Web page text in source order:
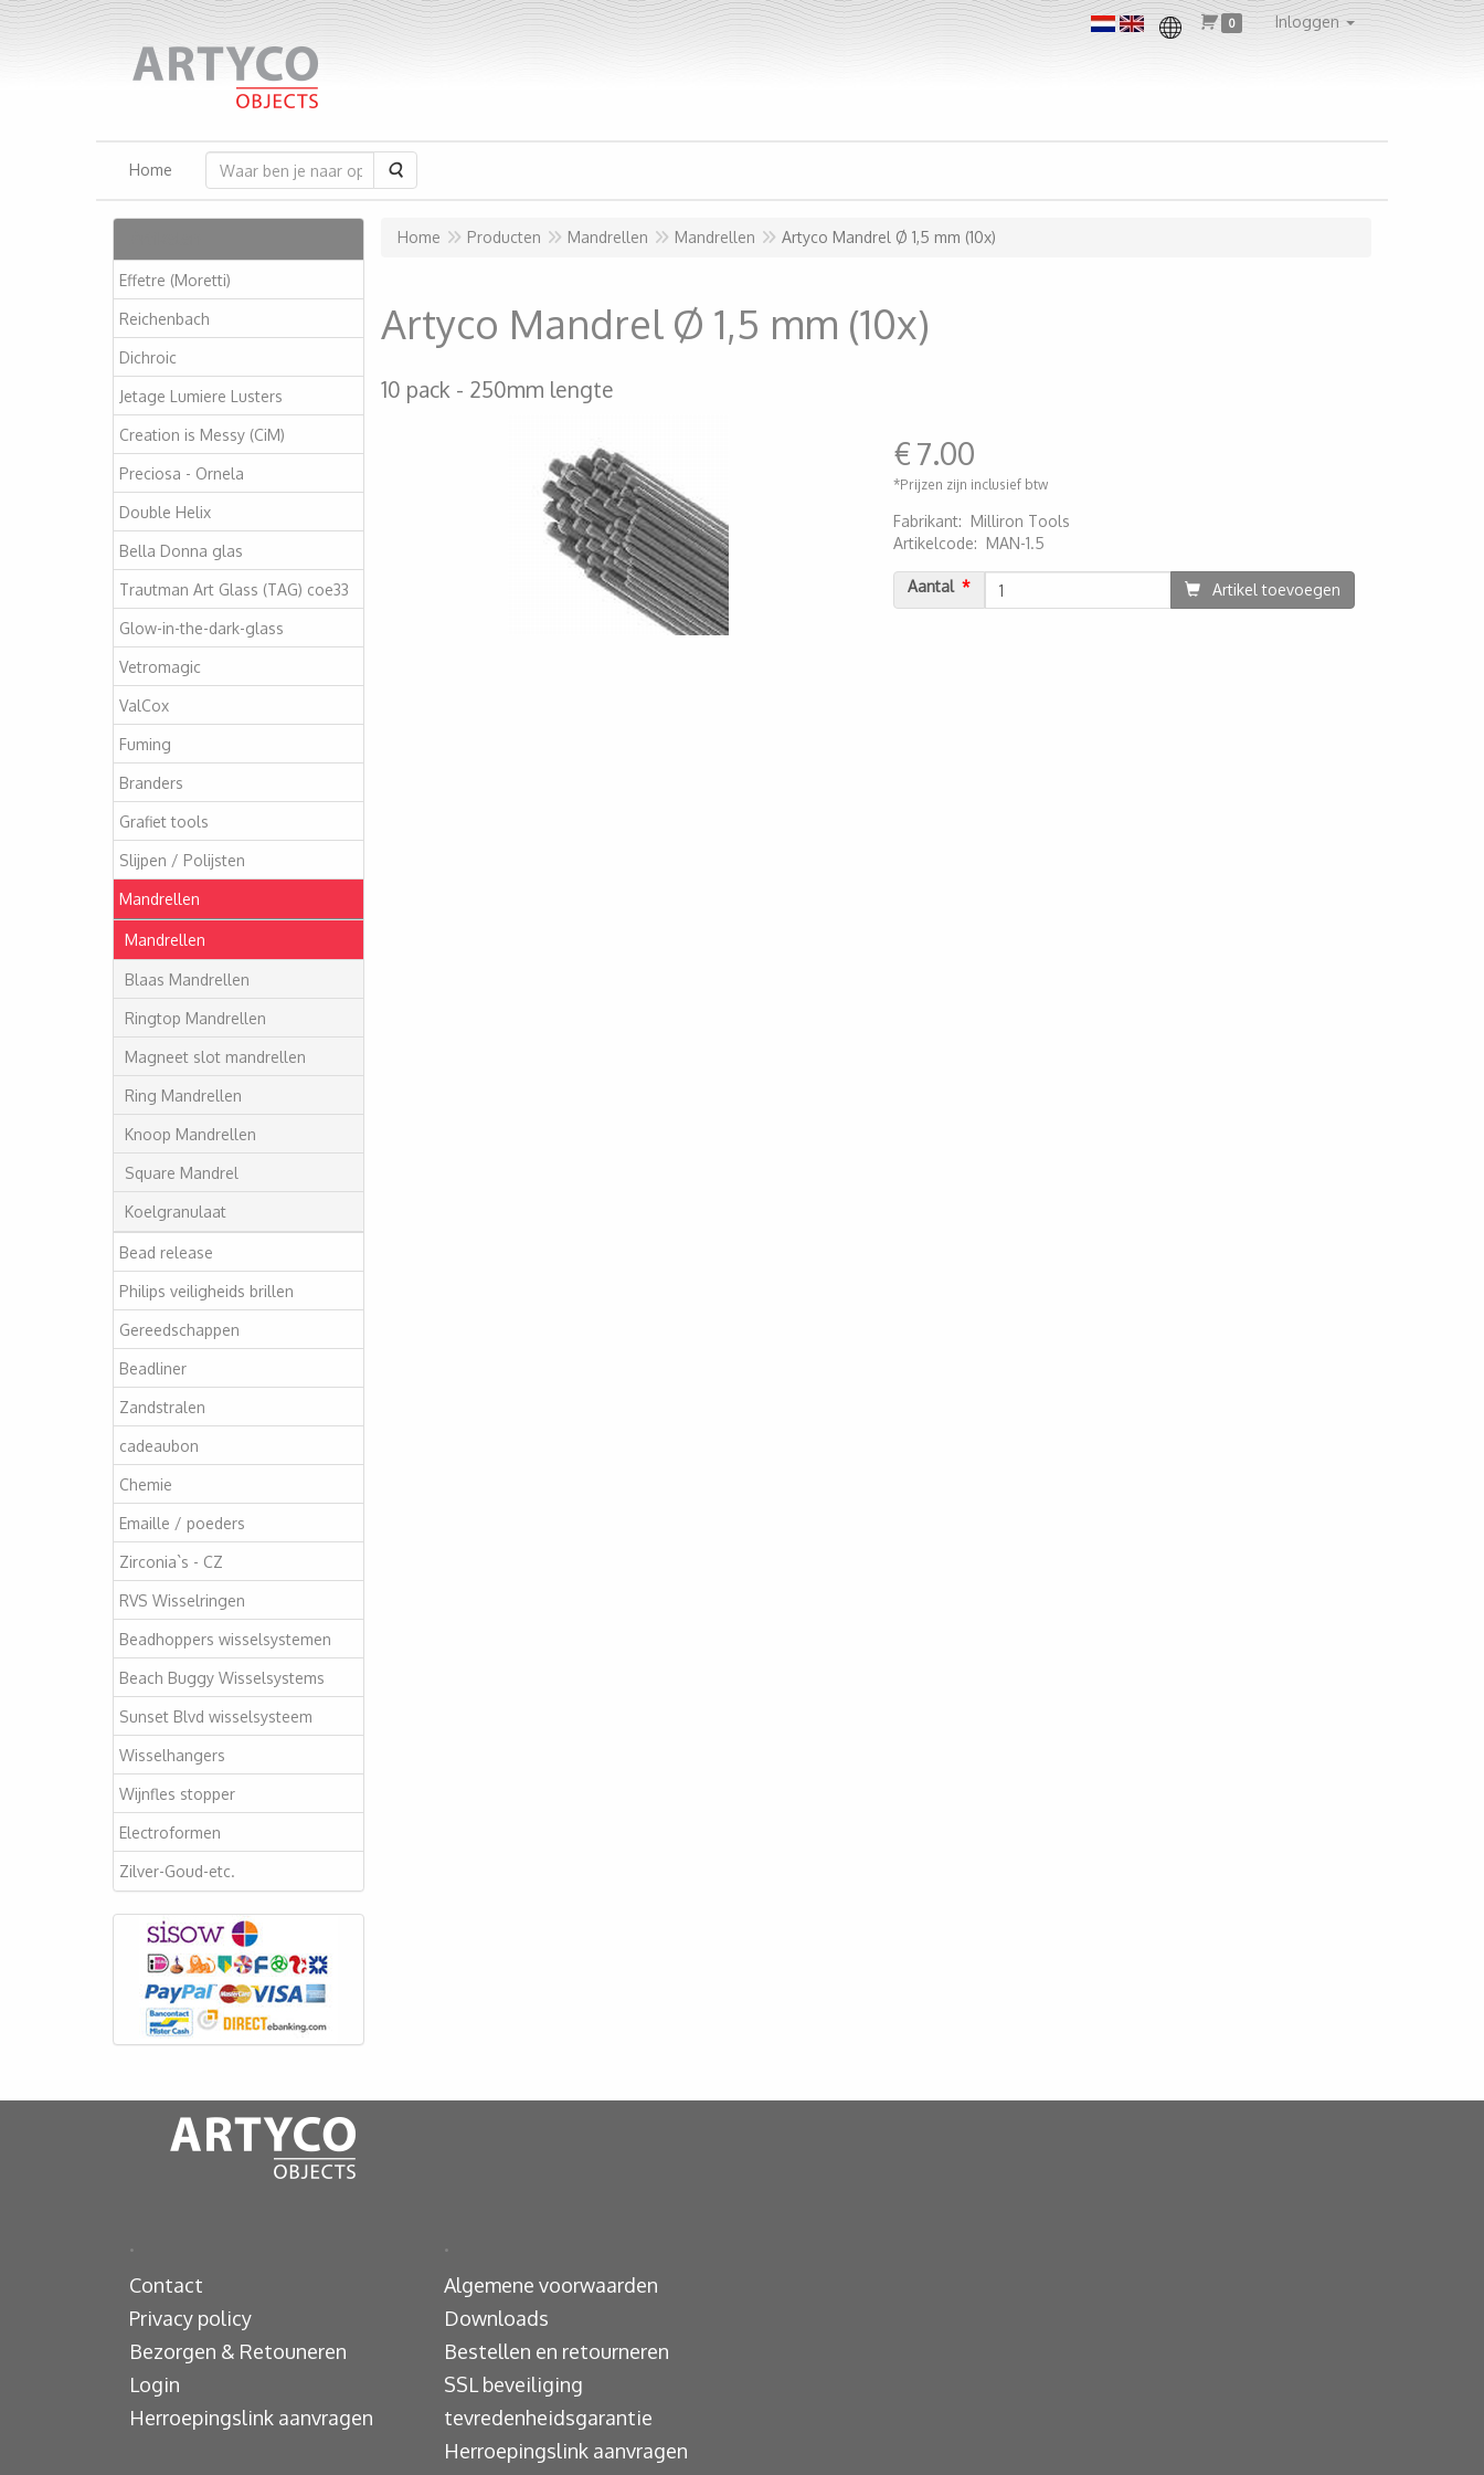
0 Inloggen
Home Zoeken
Effetre (Moretti)
Reichenbach
Dichroic
Jetage Lumiere Lusters
Creation is Messy (CiM)
Preciosa - Ornela
Double Helix
Bella Donna glas
Trautman Art Glass (TAG) coe33
Glow-in-the-dark-glass
Vetromagic
ValCox
Fuming
Branders
Grafiet tools
Slijpen / Polijsten
Mandrellen
Mandrellen
Blaas Mandrellen
Ringtop Mandrellen
Magneet slot mandrellen
Ring Mandrellen
Knoop Mandrellen
Square Mandrel
Koelgranulaat
Bead release
Philips veiligheids brillen
Gereedschappen
Beadliner
Zandstralen
cadeaubon
Chemie
Emaille / poeders
Zirconia`s - CZ
RVS Wisselringen
Beadhoppers wisselsystemen
Beach Buggy Wisselsystems
Sunset Blvd wisselsysteem
Wisselhangers
Wijnfles stopper
Electroformen
Zilver-Goud-etc.
Home Producten Mandrellen Mandrellen Artyco Mandrel Ø 1,5 mm (10x)
Artyco Mandrel Ø 1,5 mm (10x)
10 pack 250mm lengte
€7.00
*Prijzen zijn inclusief btw
Fabrikant: Milliron Tools
Artikelcode: MAN-1.5
Aantal
Artikel toevoegen
.
Contact
Privacy policy
Bezorgen & Retouneren
Login
Herroepingslink aanvragen
.
Algemene voorwaarden
Downloads
Bestellen en retourneren
SSL beveiliging
tevredenheidsgarantie
Herroepingslink aanvragen